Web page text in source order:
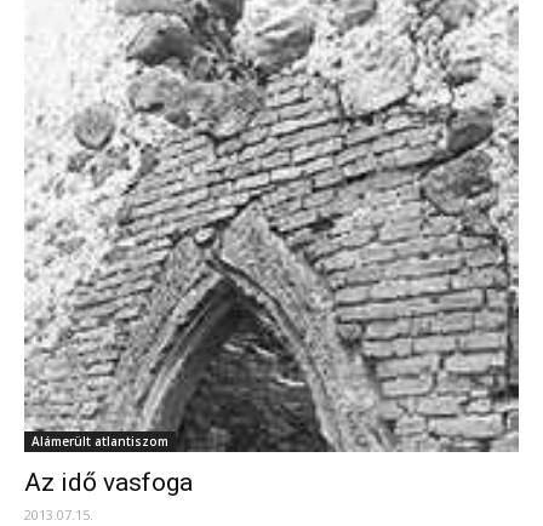
Alámerült atlantiszom
Az idő vasfoga
2013.07.15.